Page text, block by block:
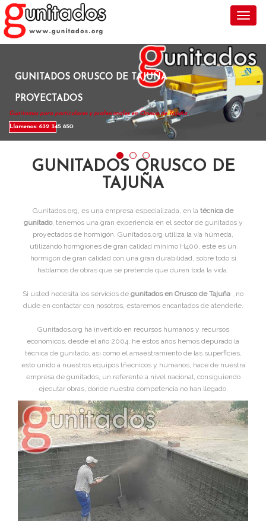
GUNITADOS ORUSCO DE TAJUÑA
PROYECTADOS
Gunitamos para particulares y profesionales en Orusco de Tajuña .
Llamenos: 632 345 850
GUNITADOS ORUSCO DE
TAJUÑA
Gunitados.org, es una empresa especializada, en la técnica de
gunitado, tenemos una gran experiencia en el sector de gunitados y
proyectados de hormigón. Gunitados.org utiliza la vía húmeda,
utilizando hormgiones de gran calidad mínimo H400, este es un
hormigón de gran calidad con una gran durabilidad, sobre todo si
hablamos de obras que se pretende que duren toda la vida.
Si usted necesita los servicios de gunitados en Orusco de Tajuña , no
dude en contactar con nosotros, estaremos encantados de atenderle.
Gunitados.org ha invertido en recursos humanos y recursos
económicos, desde el año 2004, he estos años hemos depurado la
técnica de gunitado, asi como el amaestramiento de las superficies,
esto unido a nuestros equipos tñecnicos y humanos, hace de nuestra
empresa de gunitados, un referente a nivel nacional, consiguiendo
ejecutar obras, donde nuestra competencia no han llegado.